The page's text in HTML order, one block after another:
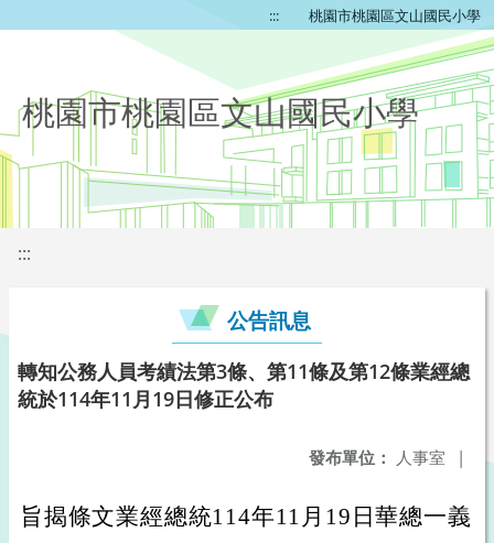
::: 桃園市桃園區文山國民小學
桃園市桃園區文山國民小學
:::
公告訊息
轉知公務人員考績法第3條、第11條及第12條業經總
統於114年11月19日修正公布
發布單位： 人事室 |
旨揭條文業經總統114年11月19日華總一義